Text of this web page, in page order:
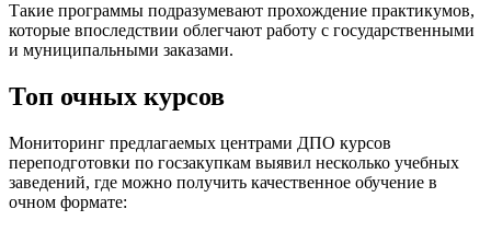
Такие программы подразумевают прохождение практикумов,
которые впоследствии облегчают работу с государственными
и муниципальными заказами.
Топ очных курсов
Мониторинг предлагаемых центрами ДПО курсов
переподготовки по госзакупкам выявил несколько учебных
заведений, где можно получить качественное обучение в
очном формате: